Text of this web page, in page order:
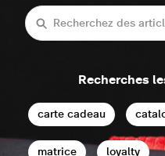
Recherche
Recherches
carte cadeau
matrice loyalty